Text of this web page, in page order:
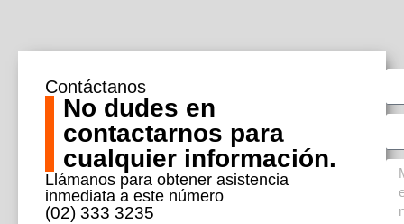
Contáctanos
No dudes en
contactarnos para
cualquier información.
Llámanos para obtener asistencia
inmediata a este número
(02) 333 3235